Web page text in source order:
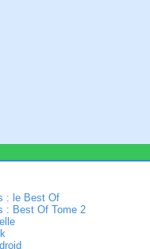
: le Best Of
: Best Of Tome 2